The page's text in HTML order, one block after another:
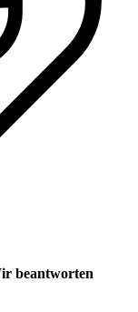
beantworten